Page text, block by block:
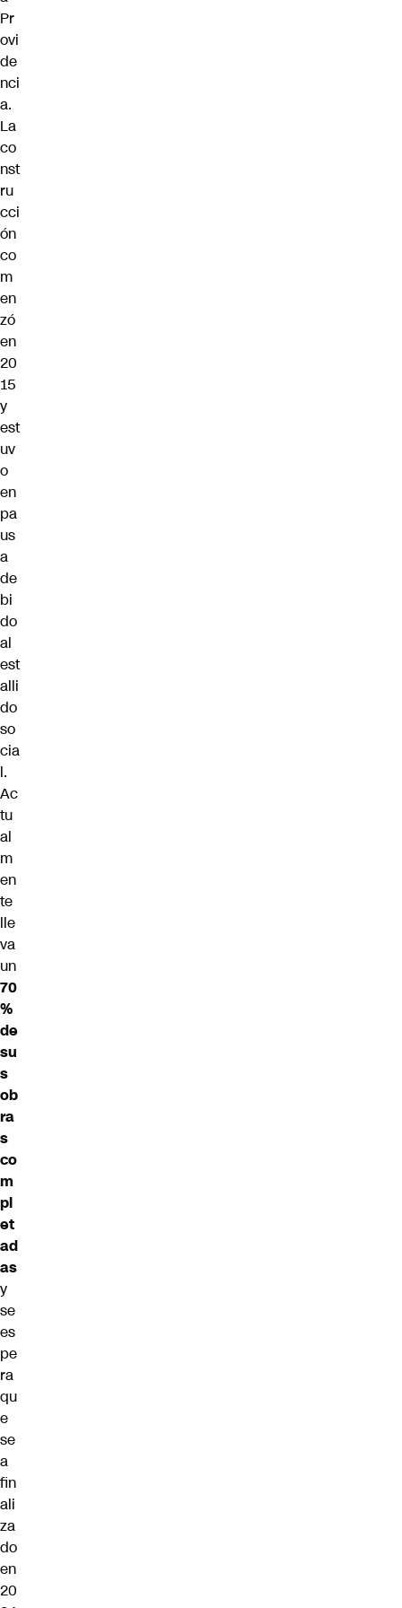
Pr
ovi
de
nci
a.
La
co
nst
ru
cci
ón
co
m
en
zó
en
20
15
y
est
uv
o
en
pa
us
a
de
bi
do
al
est
alli
do
so
cia
l.
Ac
tu
al
m
en
te
lle
va
un
70
%
de
su
s
ob
ra
s
co
m
pl
et
ad
as
y
se
es
pe
ra
qu
e
se
a
fin
ali
za
do
en
20